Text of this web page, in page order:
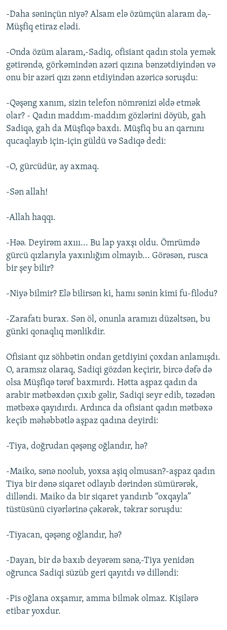
-Daha səninçün niyə? Alsam elə özümçün alaram də,-
Müşfiq etiraz elədi.
-Onda özüm alaram,-Sadiq, ofisiant qadın stola yemək
gətirəndə, görkəmindən azəri qızına bənzətdiyindən və
onu bir azəri qızı zənn etdiyindən azəricə soruşdu:
-Qəşəng xanım, sizin telefon nömrənizi əldə etmək
olar? - Qadın maddım-maddım gözlərini döyüb, gah
Sadiqə, gah da Müşfiqə baxdı. Müşfiq bu an qarnını
qucaqlayıb için-için güldü və Sadiqə dedi:
-O, gürcüdür, ay axmaq.
-Sən allah!
-Allah haqqı.
-Həə. Deyirəm axııı... Bu lap yaxşı oldu. Ömrümdə
gürcü qızlarıyla yaxınlığım olmayıb... Görəsən, rusca
bir şey bilir?
-Niyə bilmir? Elə bilirsən ki, hamı sənin kimi fu-filodu?
-Zarafatı burax. Sən öl, onunla aramızı düzəltsən, bu
günki qonaqlıq mənlikdir.
Ofisiant qız söhbətin ondan getdiyini çoxdan anlamışdı.
O, aramsız olaraq, Sadiqi gözdən keçirir, bircə dəfə də
olsa Müşfiqə tərəf baxmırdı. Hətta aşpaz qadın da
arabir mətbəxdən çıxıb gəlir, Sadiqi seyr edib, təzədən
mətbəxə qayıdırdı. Ardınca da ofisiant qadın mətbəxə
keçib məhəbbətlə aşpaz qadına deyirdi:
-Tiya, doğrudan qəşəng oğlandır, hə?
-Maiko, sənə noolub, yoxsa aşiq olmusan?-aşpaz qadın
Tiya bir dənə siqaret odlayıb dərindən sümürərək,
dilləndi. Maiko da bir siqaret yandırıb “oxqayla”
tüstüsünü ciyərlərinə çəkərək, təkrar soruşdu:
-Tiyacan, qəşəng oğlandır, hə?
-Dayan, bir də baxıb deyərəm sənə,-Tiya yenidən
oğrunca Sadiqi süzüb geri qayıtdı və dilləndi:
-Pis oğlana oxşamır, amma bilmək olmaz. Kişilərə
etibar yoxdur.